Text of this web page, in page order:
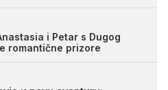
i Petar s Dugog
romantične prizore